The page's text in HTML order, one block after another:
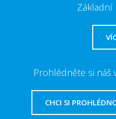
Základní
Prohlédněte si
CHCI SI